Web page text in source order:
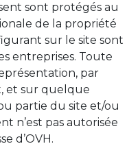
sont protégés au
de la propriété
sur le site sont
entreprises. Toute
par
et sur quelque
partie du site et/ou
n’est pas autorisée
d’OVH.